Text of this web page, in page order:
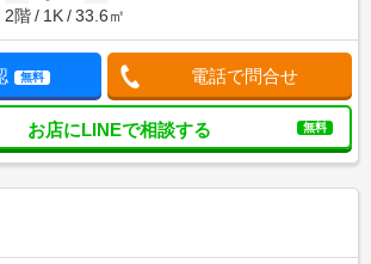
2階
1K 33.6㎡
無料 電話で問合せ
お店にLINEで相談する 無料